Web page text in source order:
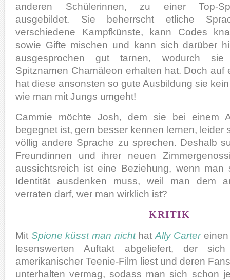
anderen Schülerinnen, zu einer Top-
ausgebildet. Sie beherrscht etliche
verschiedene Kampfkünste, kann Codes
sowie Gifte mischen und kann sich darüber
ausgesprochen gut tarnen, wodurch
Spitznamen Chamäleon erhalten hat. Doch auf
hat diese ansonsten so gute Ausbildung sie
wie man mit Jungs umgeht!
Cammie möchte Josh, dem sie bei einem
begegnet ist, gern besser kennen lernen, leider
völlig andere Sprache zu sprechen. Deshalb
Freundinnen und ihrer neuen
aussichtsreich ist eine Beziehung, wenn
Identität ausdenken muss, weil man dem
verraten darf, wer man wirklich ist?
KRITIK
Mit Spione küsst man nichthat Ally Cartereinen
lesenswerten Auftakt abgeliefert, der
amerikanischer Teenie-Film liest und deren
unterhalten vermag, sodass man sich schon